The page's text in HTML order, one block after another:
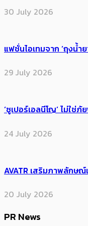
30 July 2026
แฟชั่นไอเทมจาก ‘ถุงน้
29 July 2026
‘ซูเปอร์เอลนีโญ’ ไม่ใ
24 July 2026
AVATR เสริมภาพลักษณ์
20 July 2026
PR News